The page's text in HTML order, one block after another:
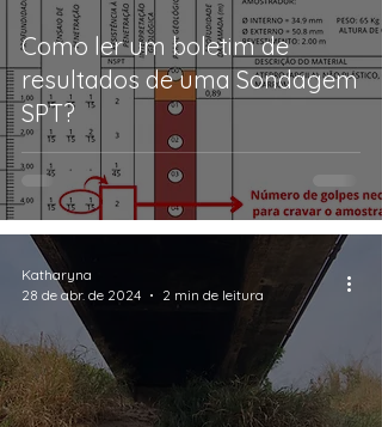
Como ler um boletim de
resultados de uma Sondagem
SPT?
Katharyna
28 de abr. de 2024
2 min de leitura